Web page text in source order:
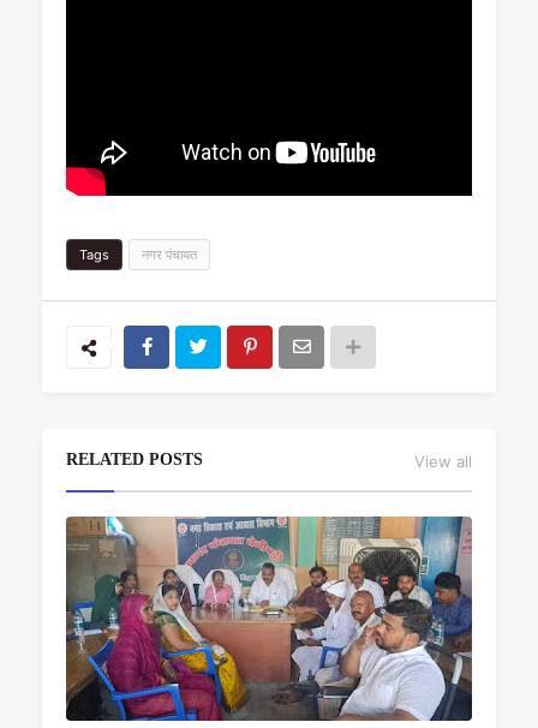
Tags नगर पंचायत
RELATED POSTS View all